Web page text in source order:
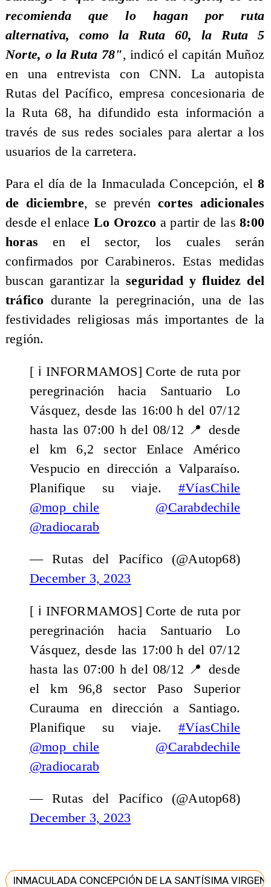
recomienda que lo hagan por ruta
alternativa, como la Ruta 60, la Ruta 5
Norte, o la Ruta 78", indicó el capitán Muñoz
en una entrevista con CNN. La autopista
Rutas del Pacífico, empresa concesionaria de
la Ruta 68, ha difundido esta información a
través de sus redes sociales para alertar a los
usuarios de la carretera.
​Para el día de la Inmaculada Concepción, el 8
de diciembre, se prevén cortes adicionales
desde el enlace Lo Orozco a partir de las8:00
horas en el sector, los cuales serán
confirmados por Carabineros. Estas medidas
buscan garantizar laseguridad y fluidez del
tráficodurante la peregrinación, una de las
festividades religiosas más importantes de la
región.
[ ℹ️ INFORMAMOS] Corte de ruta por
peregrinación hacia Santuario Lo
Vásquez, desde las 16:00 h del 07/12
hasta las 07:00 h del 08/12 📍 desde
el km 6,2 sector Enlace Américo
Vespucio en dirección a Valparaíso.
Planifique su viaje.#VíasChile
@mop_chile
@Carabdechile
@radiocarab
— Rutas del Pacífico (@Autop68)
December 3, 2023
[ ℹ️ INFORMAMOS] Corte de ruta por
peregrinación hacia Santuario Lo
Vásquez, desde las 17:00 h del 07/12
hasta las 07:00 h del 08/12 📍 desde
el km 96,8 sector Paso Superior
Curauma en dirección a Santiago.
Planifique su viaje.#VíasChile
@mop_chile
@Carabdechile
@radiocarab
— Rutas del Pacífico (@Autop68)
December 3, 2023
INMACULADA CONCEPCIÓN DE LA SANTÍSIMA VIRGEN